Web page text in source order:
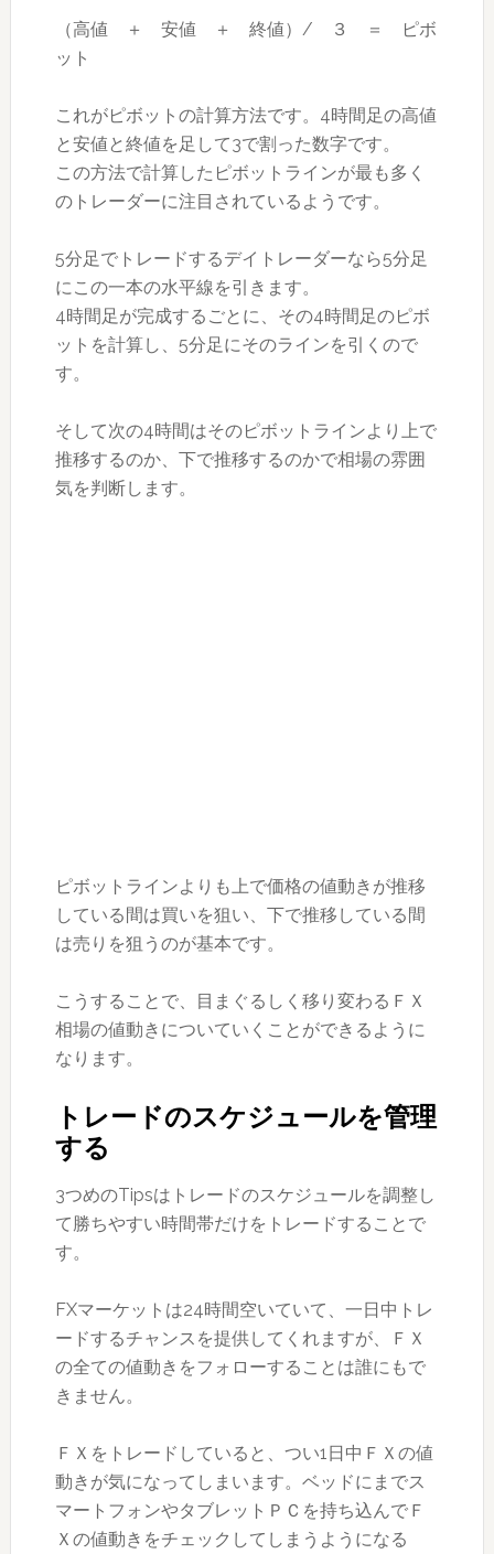
（高値 ＋ 安値 ＋ 終値）/ ３ ＝ ピボ
ット
これがピボットの計算方法です。4時間足の高値
と安値と終値を足して3で割った数字です。
この方法で計算したピボットラインが最も多く
のトレーダーに注目されているようです。
5分足でトレードするデイトレーダーなら5分足
にこの一本の水平線を引きます。
4時間足が完成するごとに、その4時間足のピボ
ットを計算し、5分足にそのラインを引くので
す。
そして次の4時間はそのピボットラインより上で
推移するのか、下で推移するのかで相場の雰囲
気を判断します。
ピボットラインよりも上で価格の値動きが推移
している間は買いを狙い、下で推移している間
は売りを狙うのが基本です。
こうすることで、目まぐるしく移り変わるＦＸ
相場の値動きについていくことができるように
なります。
トレードのスケジュールを管理
する
3つめのTipsはトレードのスケジュールを調整し
て勝ちやすい時間帯だけをトレードすることで
す。
FXマーケットは24時間空いていて、一日中トレ
ードするチャンスを提供してくれますが、ＦＸ
の全ての値動きをフォローすることは誰にもで
きません。
ＦＸをトレードしていると、つい1日中ＦＸの値
動きが気になってしまいます。ベッドにまでス
マートフォンやタブレットＰＣを持ち込んでＦ
Ｘの値動きをチェックしてしまうようになる